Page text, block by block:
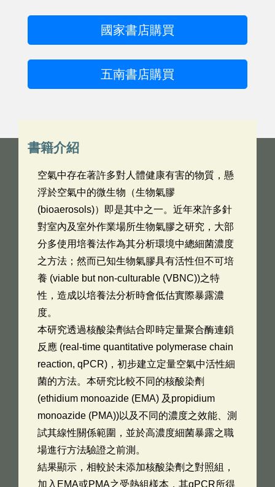
國家書店購買
五南書店購買
書籍介紹
空氣中存在著許多對人體健康有害的物質，懸
浮於空氣中的微生物（生物氣膠
(bioaerosols)）即是其中之一。近年來許多針
對室內及室外作業場所生物氣膠之研究，大部
分多使用培養法作為其分析環境中總細菌濃度
之方法；然而已知生物氣膠具有活性但不可培
養 (viable but non-culturable (VBNC))之特
性，造成以培養法分析時會低估實際暴露濃
度。
本研究透過核酸染劑結合即時定量聚合酶連鎖
反應 (real-time quantitative polymerase chain
reaction, qPCR)，初步建立定量空氣中活性細
菌的方法。本研究比較不同的核酸染劑
(ethidium monoazide (EMA) 及propidium
monoazide (PMA))以及不同的濃度之效能、測
試其線性關係範圍，並於高濃度細菌暴露之職
場進行方法驗證之前測。
結果顯示，相較於未添加核酸染劑之對照組，
加入EMA或PMA之受熱組樣本，其qPCR所得